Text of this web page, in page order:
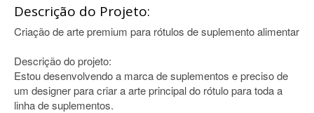
Descrição do Projeto:
Criação de arte premium para rótulos de suplemento alimentar
Descrição do projeto:
Estou desenvolvendo a marca de suplementos e preciso de
um designer para criar a arte principal do rótulo para toda a
linha de suplementos.